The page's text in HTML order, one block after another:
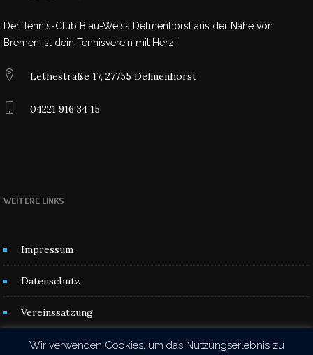
Der Tennis-Club Blau-Weiss Delmenhorst aus der Nähe von
Bremen ist dein Tennisverein mit Herz!
Lethestraße 17, 27755 Delmenhorst
04221 916 34 15
WEITERE LINKS
Impressum
Datenschutz
Vereinssatzung
Kontakt
Wir verwenden Cookies, um das Nutzungserlebnis zu